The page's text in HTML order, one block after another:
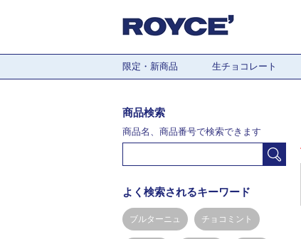
限定・新商品 生チョコレート
商品検索
商品名、商品番号で検索できます
よく検索されるキーワード
ブルターニュ チョコミント